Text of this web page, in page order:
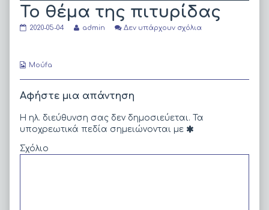
Το θέμα της πιτυρίδας
Το
published
2020-05-04
Read
of
θέμα
πιτυρίδας,
admin Δεν υπάρχουν σχόλια
Webcomic
Moύfa
Αφήστε μια απάντηση
Η ηλ. διεύθυνση σας δεν δημοσιεύεται. Τα
υποχρεωτικά πεδία σημειώνονται με
Σχόλιο